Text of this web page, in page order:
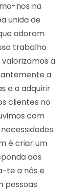
nos na
unida de
adoram
trabalho
a
a
e a adquirir
clientes no
com
é criar um
aos
te a nós e
pessoas